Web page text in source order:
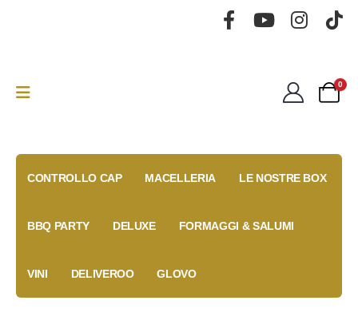
0
CONTROLLO CAP MACELLERIA LE NOSTRE BOX
BBQ PARTY DELUXE FORMAGGI & SALUMI
VINI DELIVEROO GLOVO